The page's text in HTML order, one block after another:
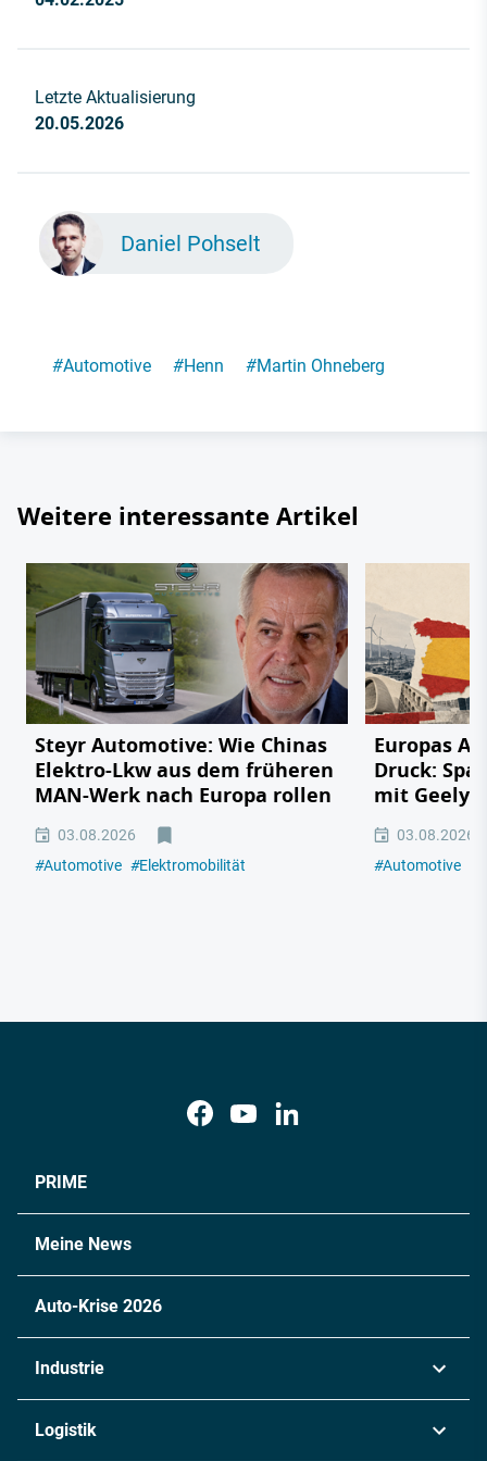
Letzte Aktualisierung
20.05.2026
Daniel Pohselt
#Automotive #Henn #Martin Ohneberg
Weitere interessante Artikel
Steyr Automotive: Wie Chinas
Elektro-Lkw aus dem früheren
MAN-Werk nach Europa rollen
03.08.2026
#Automotive #Elektromobilität
Europas
Druck:
mit Geely,
03.08.2026
#Automotive
PRIME
Meine News
Auto-Krise 2026
Industrie
Logistik